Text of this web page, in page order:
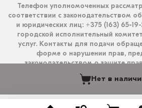
Нет в
Телефон уполномоченных
соответствии с законодательством
и юридических лиц: +375 (163) 65-
городской исполнительный
услуг. Контакты для подачи
форме о нарушении прав,
законодательством о защите
получения ответа на них:
+375333550203 (Viber,